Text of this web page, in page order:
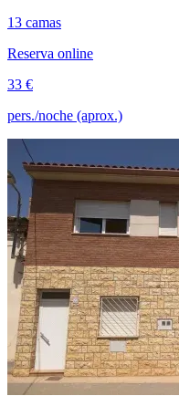
13 camas
Reserva online
33 €
pers./noche (aprox.)